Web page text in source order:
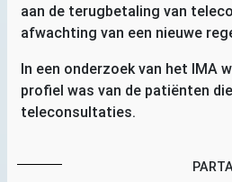
aan de terugbetaling van
afwachting van een nieuwe
In een onderzoek van het IMA
profiel was van de patiënten
teleconsultaties.